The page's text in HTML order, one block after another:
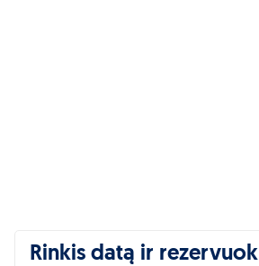
Rinkis datą ir rezervuok